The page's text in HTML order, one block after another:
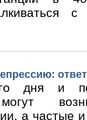
дня и
а частые